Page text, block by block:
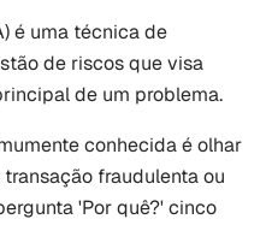
é uma técnica de
de riscos que visa
de um problema.
conhecida é olhar
fraudulenta ou
'Por quê?' cinco